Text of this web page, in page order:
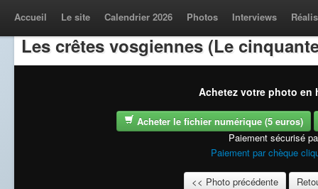
Accueil Le site Calendrier 2026 Photos Interviews
Les crêtes vosgiennes (Le
Achetez votre photo en
Acheter le fichier numérique (5 euros)
Paiement sécurisé
Paiement par chèque
<< Photo précédente